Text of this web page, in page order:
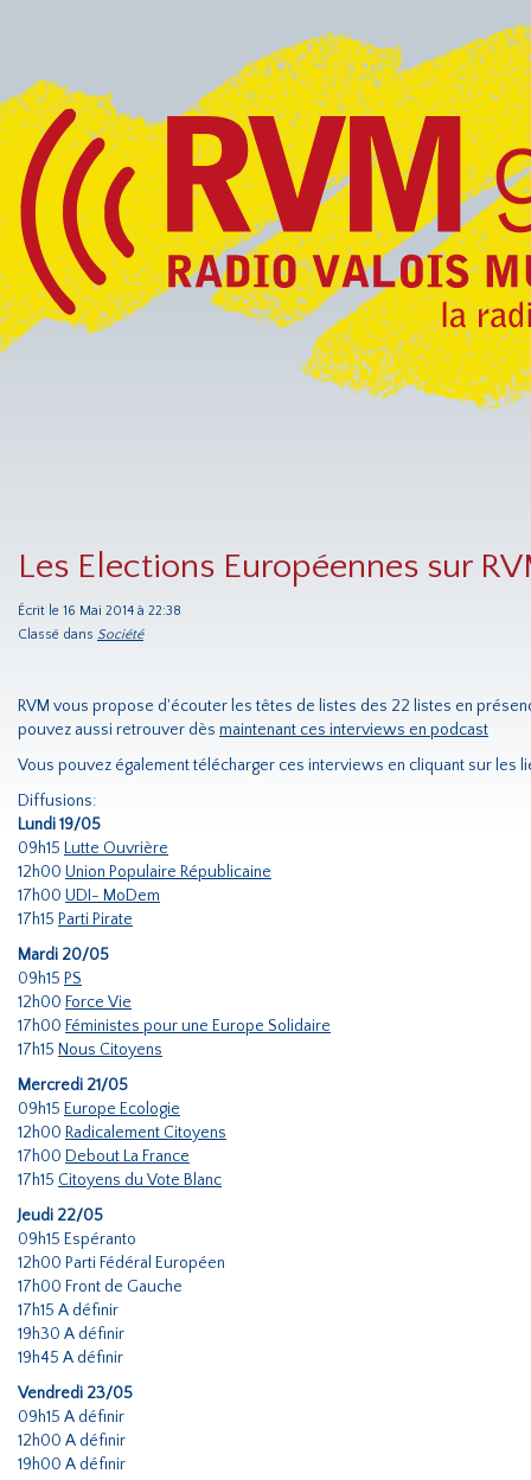
Les Elections Européennes sur
Écrit le 16 Mai 2014 à 22:38
Classé dans Société
RVM vous propose d'écouter les têtes de listes des 22 listes en
pouvez aussi retrouver dès maintenant ces interviews en podcast
Vous pouvez également télécharger ces interviews en cliquant sur les
Diffusions:
Lundi 19/05
09h15 Lutte Ouvrière
12h00 Union Populaire Républicaine
17h00 UDI- MoDem
17h15 Parti Pirate
Mardi 20/05
09h15 PS
12h00 Force Vie
17h00 Féministes pour une Europe Solidaire
17h15 Nous Citoyens
Mercredi 21/05
09h15 Europe Ecologie
12h00 Radicalement Citoyens
17h00 Debout La France
17h15 Citoyens du Vote Blanc
Jeudi 22/05
09h15 Espéranto
12h00 Parti Fédéral Européen
17h00 Front de Gauche
17h15 A définir
19h30 A définir
19h45 A définir
Vendredi 23/05
09h15 A définir
12h00 A définir
19h00 A définir